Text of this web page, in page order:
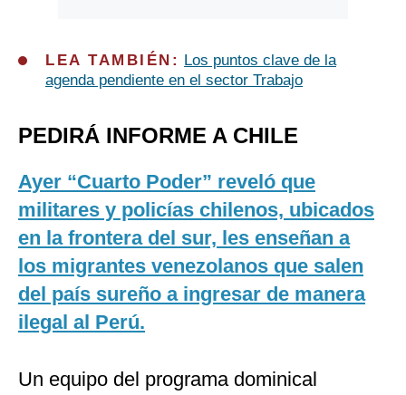
LEA TAMBIÉN:
Los puntos clave de la
agenda pendiente en el sector Trabajo
PEDIRÁ INFORME A CHILE
Ayer “Cuarto Poder” reveló que
militares y policías chilenos, ubicados
en la frontera del sur, les enseñan a
los migrantes venezolanos que salen
del país sureño a ingresar de manera
ilegal al Perú.
Un equipo del programa dominical